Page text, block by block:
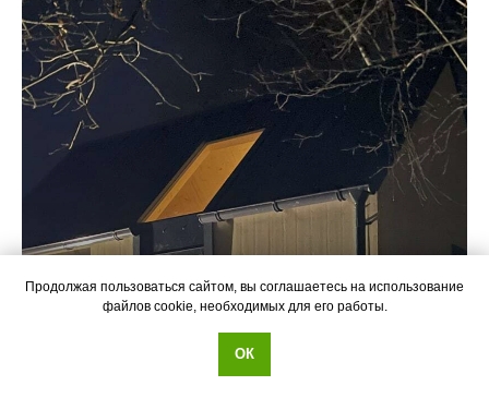
Продолжая пользоваться сайтом, вы соглашаетесь на использование
файлов cookie, необходимых для его работы.
ОК